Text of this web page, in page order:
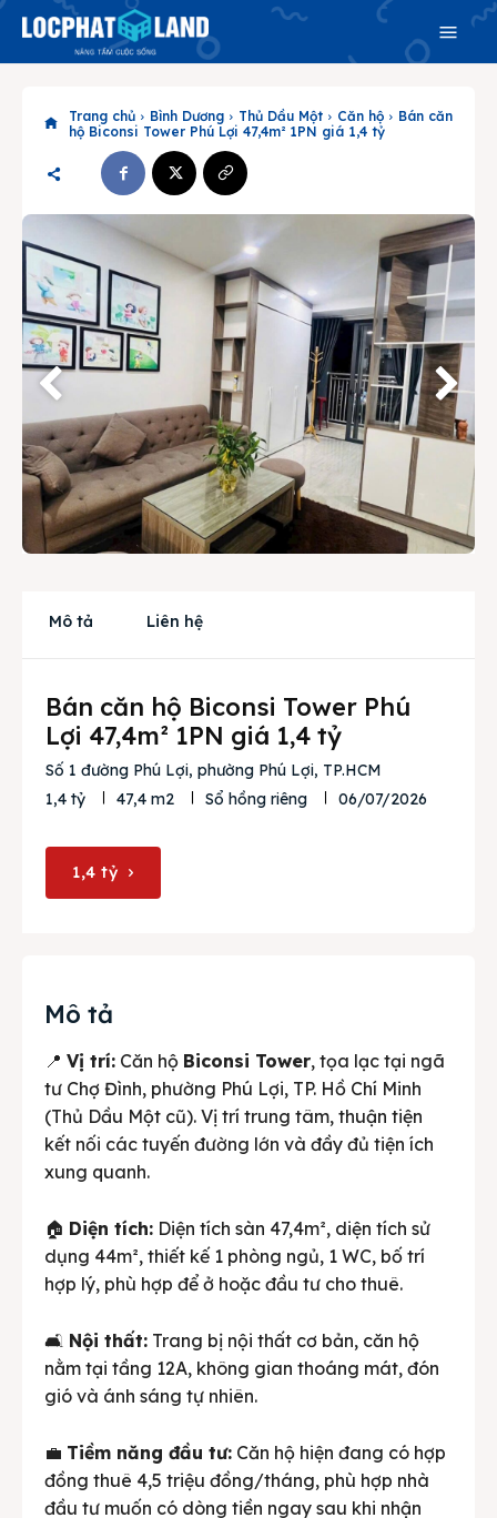
Search
Search
Phiên bản cập nhật V3
& tìm kiếm nhanh chóng hơn
Trang chủ
Dự án
Mua bán
Cho thuê
Liên hệ
Search
Trang chủ Bình Dương Thủ Dầu Một Căn hộ
Bán căn
hộ Biconsi Tower Phú Lợi 47,4m² 1PN giá 1,4 tỷ
Mô tả Liên hệ
Bán căn hộ Biconsi Tower Phú
Lợi 47,4m² 1PN giá 1,4 tỷ
Số 1 đường Phú Lợi, phường Phú Lợi, TP.HCM
1,4 tỷ
47,4 m2 Sổ hồng riêng 06/07/2026
1,4 tỷ
Mô tả
📍 Vị trí: Căn hộ Biconsi Tower, tọa lạc tại ngã
tư Chợ Đình, phường Phú Lợi, TP. Hồ Chí Minh
(Thủ Dầu Một cũ). Vị trí trung tâm, thuận tiện
kết nối các tuyến đường lớn và đầy đủ tiện ích
xung quanh.
🏠 Diện tích: Diện tích sàn 47,4m², diện tích sử
dụng 44m², thiết kế 1 phòng ngủ, 1 WC, bố trí
hợp lý, phù hợp để ở hoặc đầu tư cho thuê.
🛋️ Nội thất: Trang bị nội thất cơ bản, căn hộ
nằm tại tầng 12A, không gian thoáng mát, đón
gió và ánh sáng tự nhiên.
💼 Tiềm năng đầu tư: Căn hộ hiện đang có hợp
đồng thuê 4,5 triệu đồng/tháng, phù hợp nhà
đầu tư muốn có dòng tiền ngay sau khi nhận